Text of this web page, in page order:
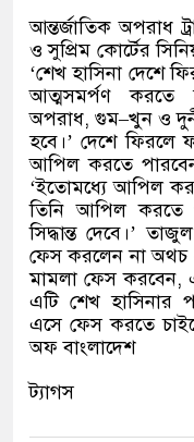
আন্তর্জাতিক অপরাধ
ও সুপ্রিম কোর্টের
‘শেখ হাসিনা দেশে
আত্মসমর্পণ করতে
অপরাধ, গুম–খুন ও
হবে।’দেশে ফিরলে
আপিল করতে পারবেন
‘ইতোমধ্যে আপিল
তিনি আপিল করতে
সিদ্ধান্ত দেবে।’
ফেস করলেন না অথচ
মামলা ফেস করবেন,
এটি শেখ হাসিনার
এসে ফেস করতে
অফ বাংলাদেশ
ট্যাগস